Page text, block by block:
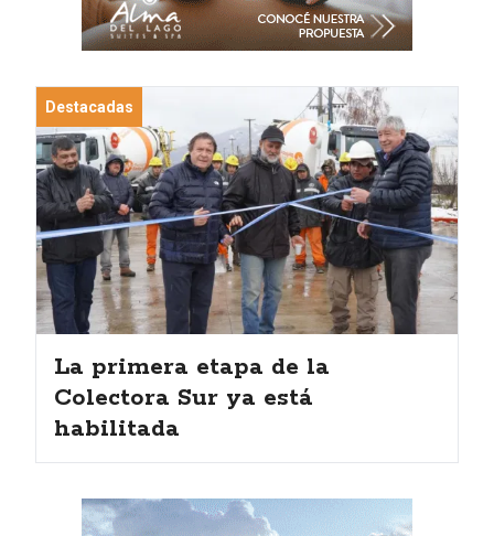
Destacadas
La primera etapa de la
Colectora Sur ya está
habilitada